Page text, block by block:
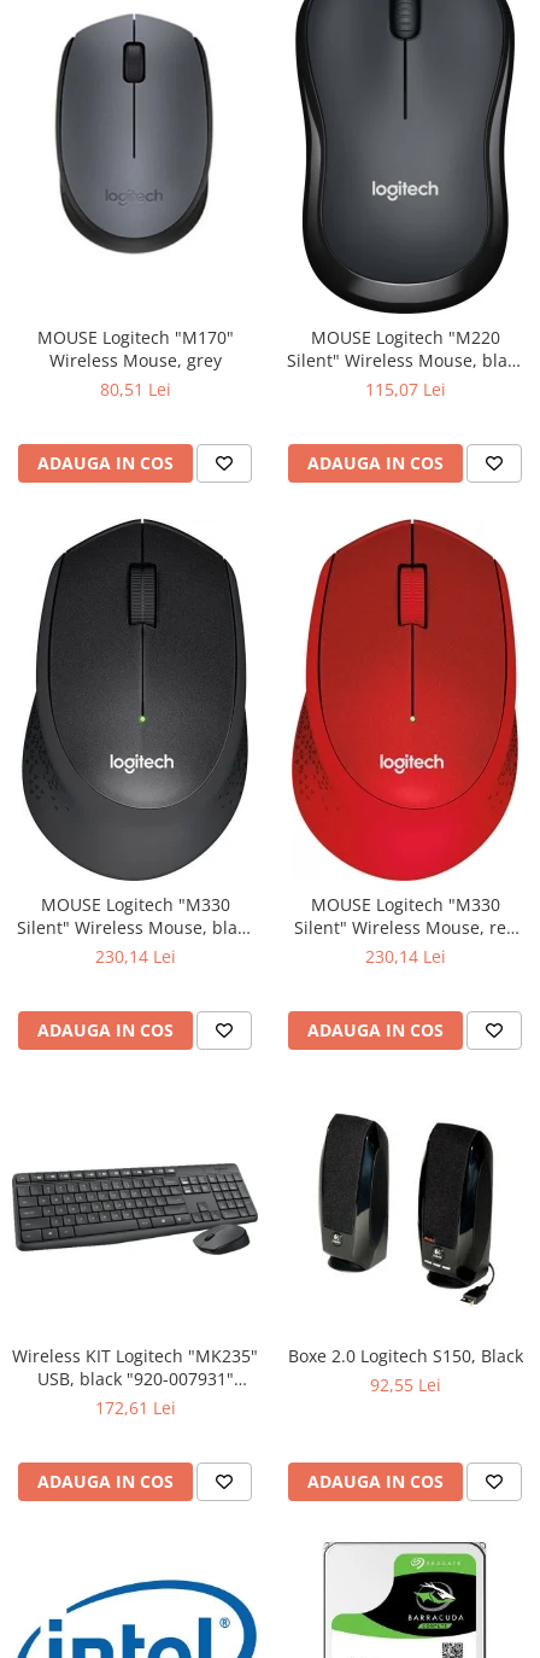
MOUSE Logitech "M170"
Wireless Mouse, grey
80,51 Lei
ADAUGA IN COS
MOUSE Logitech "M220
Silent" Wireless Mouse, black
"910-004878" (include timbru115,07 Lei
ADAUGA IN COS
MOUSE Logitech "M330
Silent" Wireless Mouse, black
"910-004909" (include timbru230,14 Lei
ADAUGA IN COS
MOUSE Logitech "M330
Silent" Wireless Mouse, red
"910-004911" (include timbru230,14 Lei
ADAUGA IN COS
Wireless KIT Logitech "MK235"
USB, black "920-007931"
(include timbru verde 0.01 lei)
172,61 Lei
ADAUGA IN COS
Boxe 2.0 Logitech S150, Black
92,55 Lei
ADAUGA IN COS